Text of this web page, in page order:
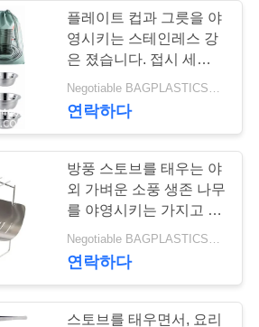
CAT 제품 용
제조
55
품 공급
제조
45
플레이트 컵과 그릇을 야
영시키는 스테인레스 강
은 졌습니다. 접시 세트를
야영시키면서, 금속제 식
기 세트, 식기류 세트를
야영시키기
연락하다
방풍 스토브를 태우는 야
외 가벼운 소풍 생존 나무
를 야영시키는 가지고 다
닐 수 있는 장작 노 등짐
지고 나르기 .
Negotiable BAGPLASTICS@YAHOO.COM MOQ:1000 부분 스카이프 : 마이데아르닐
연락하다
스토브를 태우면서, 요리